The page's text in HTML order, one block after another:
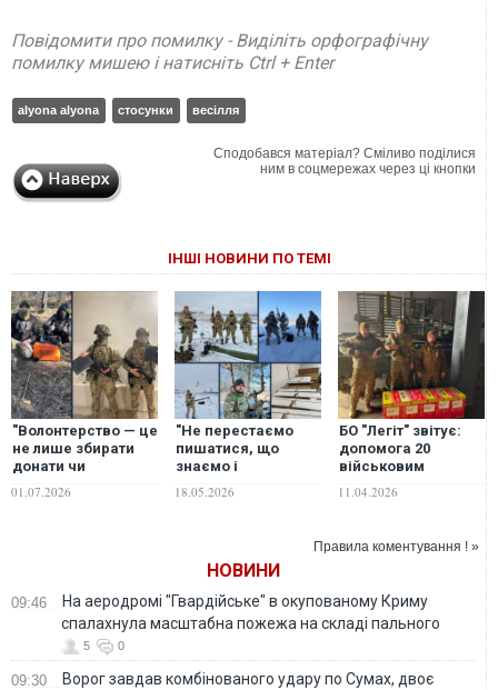
Повідомити про помилку - Виділіть орфографічну
помилку мишею і натисніть Ctrl + Enter
alyona alyona стосунки весілля
Сподобався матеріал? Сміливо поділися
ним в соцмережах через ці кнопки
ІНШІ НОВИНИ ПО ТЕМІ
"Волонтерство — це
не лише збирати
донати чи
допомогу. Це дуже
01.07.2026
"Не перестаємо
пишатися, що
знаємо і
найкращими
Рухаємося далі!":
команди БО "Легіт".
ФОТО
18.05.2026
БО "Легіт" звітує:
допомога 20
військовим
та свято для дітей
11.04.2026
Правила коментування ! »
НОВИНИ
09:46
На аеродромі "Гвардійське" в окупованому Криму
спалахнула масштабна пожежа на складі пального
5 0
09:30
Ворог завдав комбінованого удару по Сумах, двоє